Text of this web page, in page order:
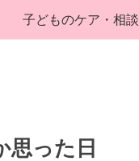
子どものケア・相談
思った日